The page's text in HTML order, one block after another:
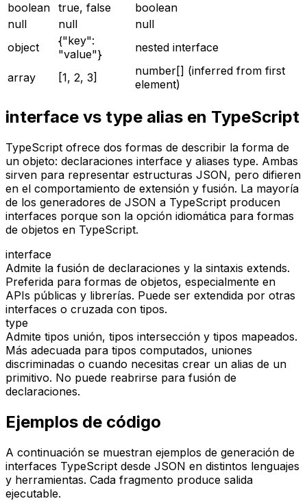
boolean true, false
boolean
null
null
null
object
{"key":
"value"}
nested interface
array [1, 2, 3]
number[] (inferred from first
element)
interface vs type alias en TypeScript
TypeScript ofrece dos formas de describir la forma de
un objeto: declaraciones interface y aliases type. Ambas
sirven para representar estructuras JSON, pero difieren
en el comportamiento de extensión y fusión. La mayoría
de los generadores de JSON a TypeScript producen
interfaces porque son la opción idiomática para formas
de objetos en TypeScript.
interface
Admite la fusión de declaraciones y la sintaxis extends.
Preferida para formas de objetos, especialmente en
APIs públicas y librerías. Puede ser extendida por otras
interfaces o cruzada con tipos.
type
Admite tipos unión, tipos intersección y tipos mapeados.
Más adecuada para tipos computados, uniones
discriminadas o cuando necesitas crear un alias de un
primitivo. No puede reabrirse para fusión de
declaraciones.
Ejemplos de código
A continuación se muestran ejemplos de generación de
interfaces TypeScript desde JSON en distintos lenguajes
y herramientas. Cada fragmento produce salida
ejecutable.